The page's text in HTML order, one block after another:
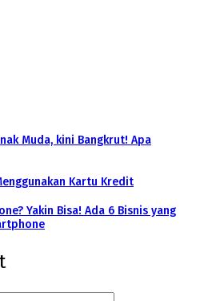
Muda, kini Bangkrut! Apa
Kartu Kredit
Yakin Bisa! Ada 6 Bisnis yang